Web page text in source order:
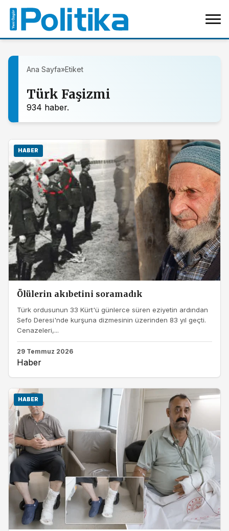
Ana Sayfa»Etiket
Türk Faşizmi
934 haber.
HABER
Ölülerin akıbetini soramadık
Türk ordusunun 33 Kürt'ü günlerce süren eziyetin ardından
Sefo Deresi'nde kurşuna dizmesinin üzerinden 83 yıl geçti.
Cenazeleri,...
29 Temmuz 2026
Haber
HABER